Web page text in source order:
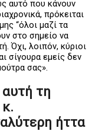
αυτό που κάνουν
πρόκειται
“όλοι μαζί τα
στο σημείο να
Όχι, λοιπόν, κύριοι
σίγουρα εμείς δεν
σας».
τη
ήττα